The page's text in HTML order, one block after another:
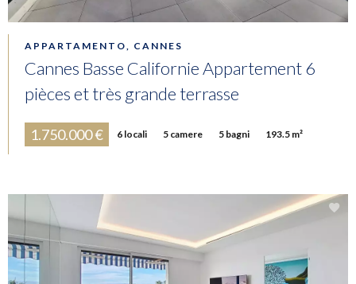
APPARTAMENTO, CANNES
Cannes Basse Californie Appartement 6
pièces et très grande terrasse
1.750.000 € 6 locali 5 camere 5 bagni 193.5 m²